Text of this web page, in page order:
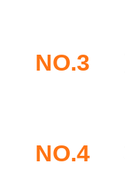
NO.3
NO.4